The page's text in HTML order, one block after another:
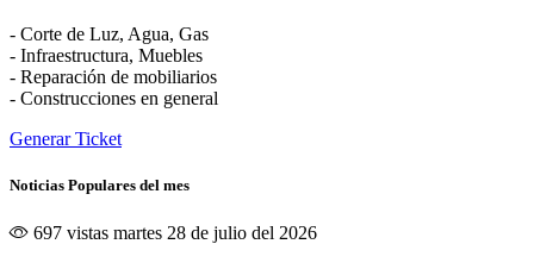
- Corte de Luz, Agua, Gas
- Infraestructura, Muebles
- Reparación de mobiliarios
- Construcciones en general
Generar Ticket
Noticias Populares del mes
697 vistas martes 28 de julio del 2026